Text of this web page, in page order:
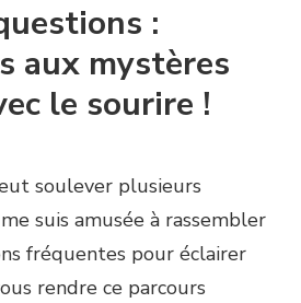
:
aux mystères
le sourire !
soulever plusieurs
suis amusée à rassembler
fréquentes pour éclairer
rendre ce parcours